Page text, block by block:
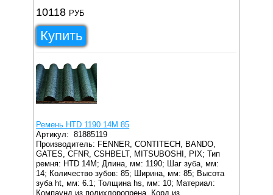
10118 РУБ
Купить
Ремень HTD 1190 14M 85
Артикул:81885119
Производитель: FENNER, CONTITECH, BANDO,
GATES, CFNR, CSHBELT, MITSUBOSHI, PIX; Тип
ремня: HTD 14M; Длина, мм: 1190; Шаг зуба, мм:
14; Количество зубов: 85; Ширина, мм: 85; Высота
зуба ht, мм: 6.1; Толщина hs, мм: 10; Материал:
Компаунд из полихлоропрена, Корд из